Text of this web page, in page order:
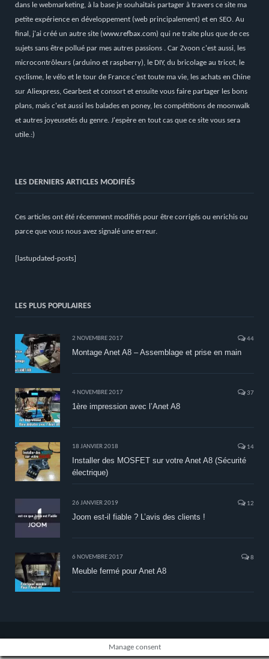
dans le webmarketing, à la base je souhaitais partager à travers ce site ma
petite expérience en développement (web principalement) et en SEO. Au
final, j'ai créé un autre site (www.refbax.com) qui ne traite plus que de ces
sujets sans être pollué par mes autres passions . Car Zvoon c'est aussi, les
microcontrôleurs (arduino et raspberry), le DIY, du bricolage au tricot, le
cyclisme, le vélo et le tour de France c'est toute ma vie, les achats en Chine
sur Aliexpress, Gearbest et consort et ensuite vous faire partager les bons
plans, mais c'est aussi les balades en poney, les compétitions de moonwalk
et autres joyeusetés du genre. J'espère en tout cas que ce site vous sera
utile.:)
LES DERNIERS ARTICLES MODIFIÉS
Ces articles ont été récemment modifiés pour être corrigés ou enrichis ou
parce que vous nous avez signalé une erreur.
[lastupdated-posts]
LES PLUS POPULAIRES
2 NOVEMBRE 2017 44
Montage Anet A8 – Assemblage et prise en main
4 NOVEMBRE 2017 37
1ère impression avec l’Anet A8
18 JANVIER 2018 14
Installer des MOSFET sur votre Anet A8 (Sécurité
électrique)
26 JANVIER 2019 12
Joom est-il fiable ? L’avis des clients !
6 NOVEMBRE 2017 8
Meuble fermé pour Anet A8
Manage consent